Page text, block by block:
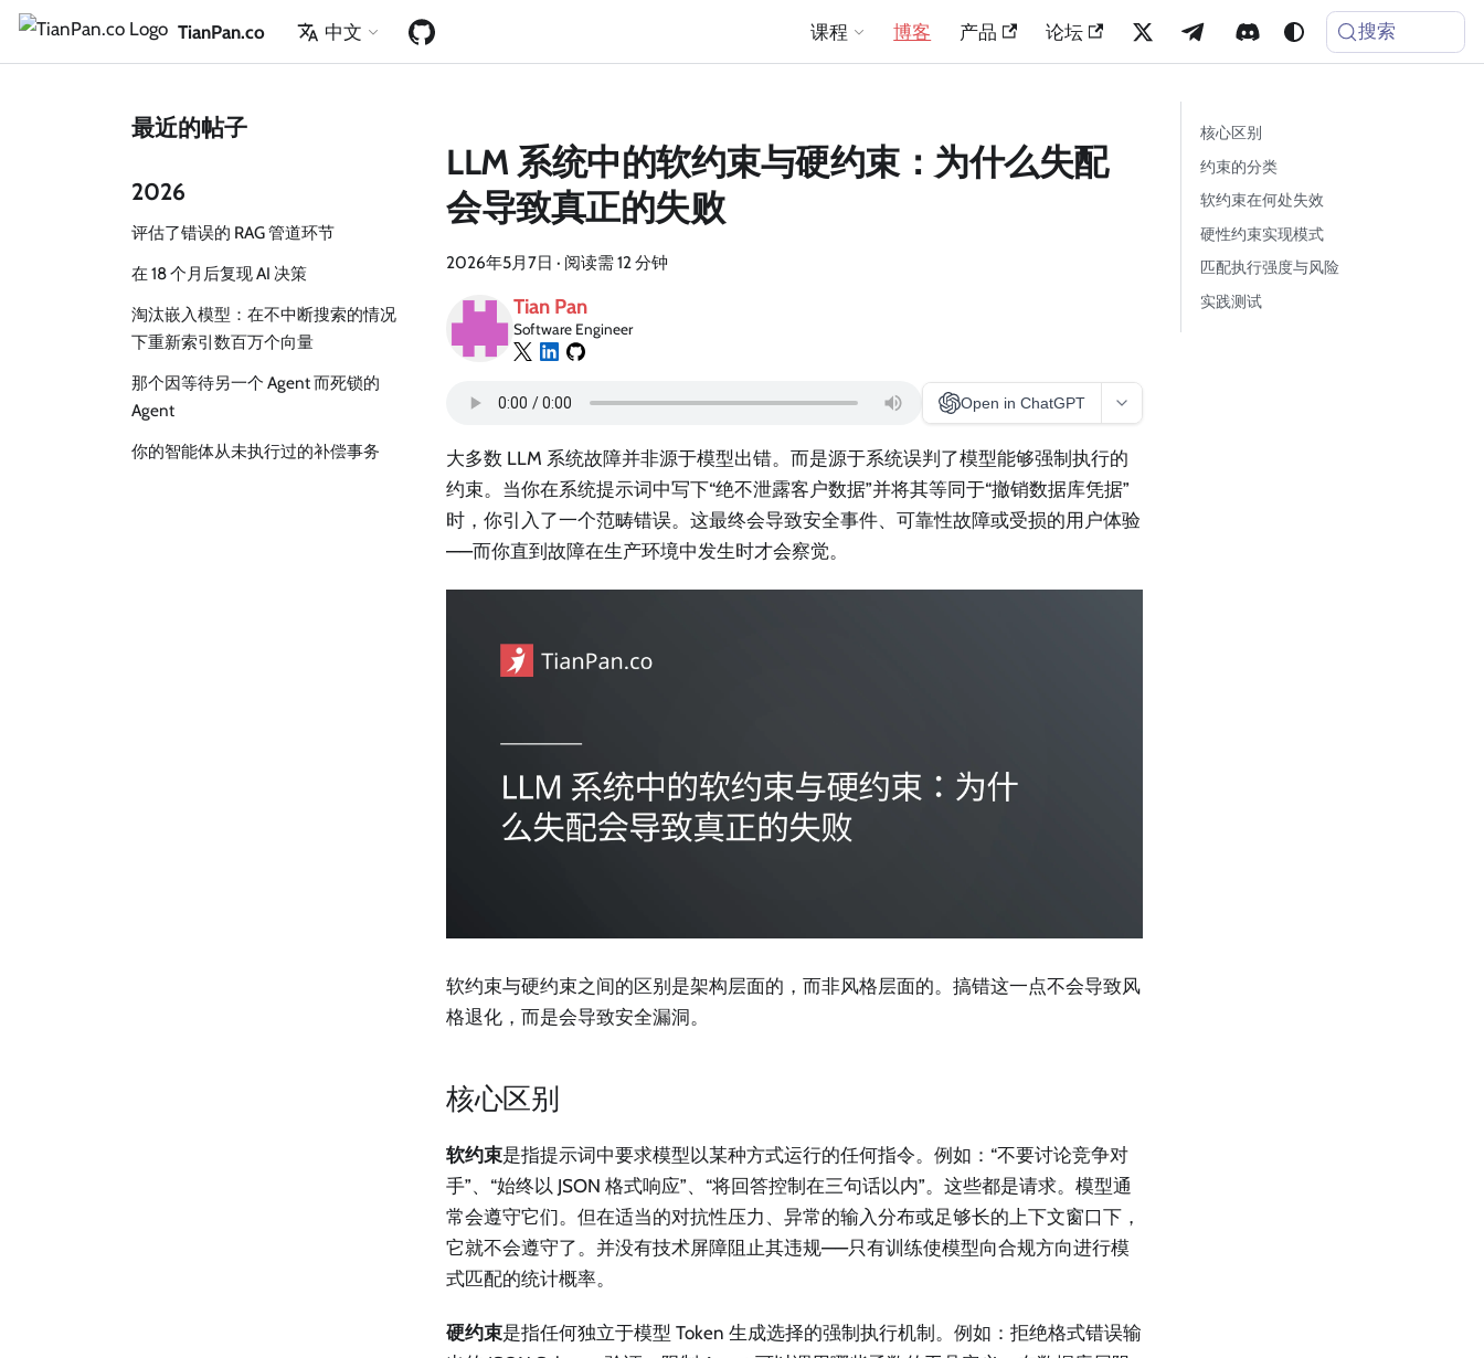
TianPan.co 中文 课程 博客 产品 论坛 搜索
最近的帖子
2026
评估了错误的 RAG 管道环节
在 18 个月后复现 AI 决策
淘汰嵌入模型：在不中断搜索的情况
下重新索引数百万个向量
那个因等待另一个 Agent 而死锁的
Agent
你的智能体从未执行过的补偿事务
LLM 系统中的软约束与硬约束：为什么失配
会导致真正的失败
2026年5月7日 · 阅读需 12 分钟
Tian Pan
Software Engineer
Open in ChatGPT
大多数 LLM 系统故障并非源于模型出错。而是源于系统误判了模型能够强制执行的
约束。当你在系统提示词中写下“绝不泄露客户数据”并将其等同于“撤销数据库凭据”
时，你引入了一个范畴错误。这最终会导致安全事件、可靠性故障或受损的用户体验
——而你直到故障在生产环境中发生时才会察觉。
软约束与硬约束之间的区别是架构层面的，而非风格层面的。搞错这一点不会导致风
格退化，而是会导致安全漏洞。
核心区别
软约束是指提示词中要求模型以某种方式运行的任何指令。例如：“不要讨论竞争对
手”、“始终以 JSON 格式响应”、“将回答控制在三句话以内”。这些都是请求。模型通
常会遵守它们。但在适当的对抗性压力、异常的输入分布或足够长的上下文窗口下，
它就不会遵守了。并没有技术屏障阻止其违规——只有训练使模型向合规方向进行模
式匹配的统计概率。
硬约束是指任何独立于模型 Token 生成选择的强制执行机制。例如：拒绝格式错误输
核心区别
约束的分类
软约束在何处失效
硬性约束实现模式
匹配执行强度与风险
实践测试